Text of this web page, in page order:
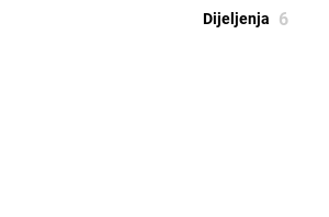
Dijeljenja 6